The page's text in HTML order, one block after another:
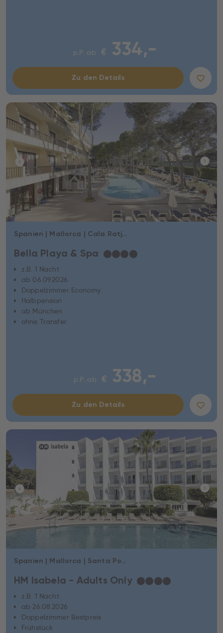
p.P. ab € 334,-
Zu den Details
Spanien | Mallorca | Cala Ratjada
Bella Playa & Spa ★★★★
z.B. 1 Nacht
ab 06.09.2026
Doppelzimmer Economy
Halbpension
ab München
ohne Transfer
p.P. ab € 338,-
Zu den Details
Spanien | Mallorca | Santa Ponsa
HM Isabela - Adults Only ★★★★
z.B. 1 Nacht
ab 26.08.2026
Doppelzimmer Bestpreis
Frühstück